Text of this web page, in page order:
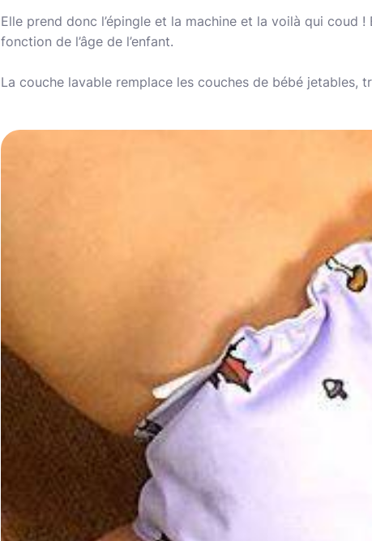
Elle prend donc l’épingle et la machine et la voilà qui coud
fonction de l’âge de l’enfant.
La couche lavable remplace les couches de bébé jetables,